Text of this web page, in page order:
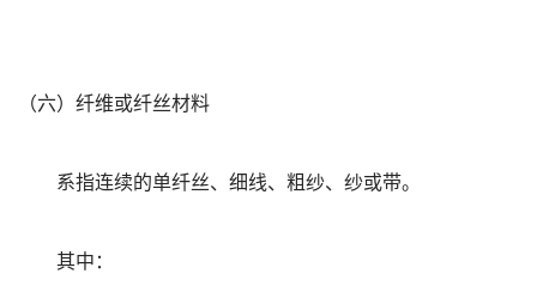
（六）纤维或纤丝材料
系指连续的单纤丝、细线、粗纱、纱或带。
其中：